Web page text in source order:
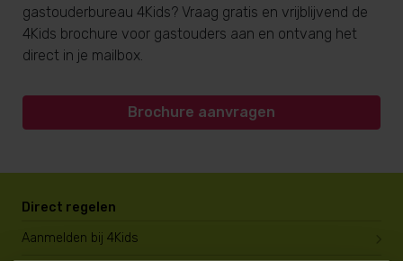
gastouderbureau 4Kids? Vraag gratis en vrijblijvend de
4Kids brochure voor gastouders aan en ontvang het
direct in je mailbox.
Brochure aanvragen
Direct regelen
Aanmelden bij 4Kids